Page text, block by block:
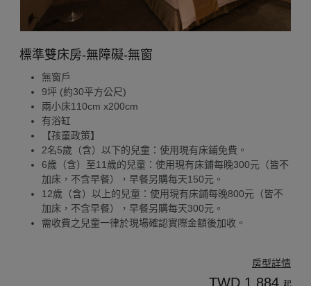
標準雙床房-無障礙-無窗
無窗戶
9坪 (約30平方公尺)
兩小床110cm x200cm
有浴缸
【孩童政策】
2名5歲（含）以下的兒童：使用現有床鋪免費。
6歲（含）至11歲的兒童：使用現有床鋪每晚300元（皆不
加床，不含早餐），早餐另購每天150元。
12歲（含）以上的兒童：使用現有床鋪每晚800元（皆不
加床，不含早餐），早餐另購每天300元。
需收費之兒童一律於現場確認實際金額後加收。
房型詳情
TWD 1,884